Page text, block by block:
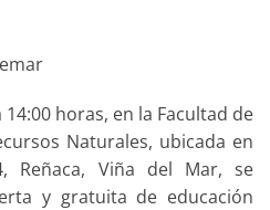
horas, en la Facultad de
Naturales, ubicada en
Reñaca, Viña del Mar, se
y gratuita de educación